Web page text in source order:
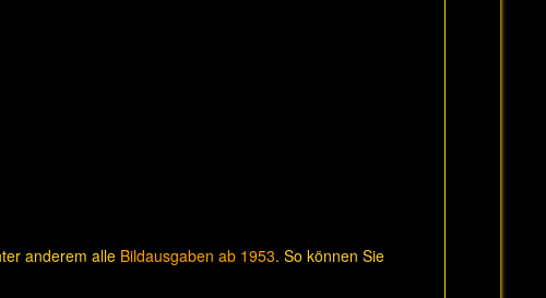
anderem alle Bildausgaben ab 1953. So können Sie